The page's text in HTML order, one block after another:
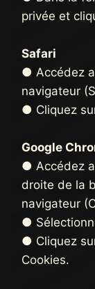
privée et
Safari
● Accédez
navigateur
● Cliquez
Google
● Accédez
droite de la
navigateur
●
● Cliquez
Cookies.